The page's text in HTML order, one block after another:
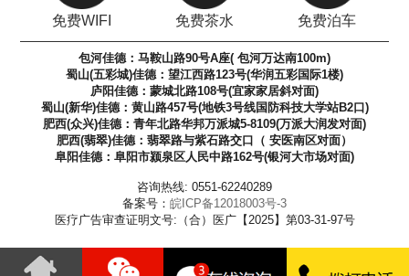
免费WIFI 免费茶水 免费泊车
包河佳德：马鞍山路90号A座( 包河万达南100m)
蜀山(五彩城)佳德：望江西路123号(华润五彩国际1楼)
庐阳佳德：蒙城北路108号(宜家家居斜对面)
蜀山(新华)佳德：黄山路457号(地铁3号线国防科技大学站B2口)
肥西(众兴)佳德：青年北路华邦万派城5-8109(万派大润发对面)
肥西(翡翠)佳德：翡翠路与紫石路交口（ 安医南区对面）
阜阳佳德：阜阳市颍泉区人民中路162号(银河大市场对面)
咨询热线: 0551-62240289
备案号： 皖ICP备12018003号-3
医疗广告审查证明文号:（合）医广【2025】第03-31-97号